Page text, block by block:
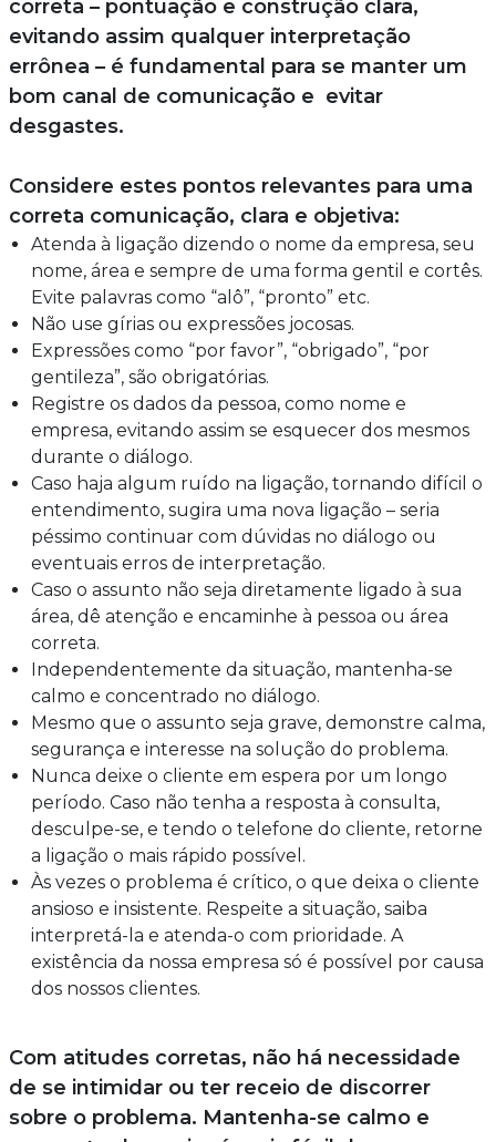
correta – pontuação e construção clara,
evitando assim qualquer interpretação
errônea – é fundamental para se manter um
bom canal de comunicação e evitar
desgastes.
Considere estes pontos relevantes para uma
correta comunicação, clara e objetiva:
Atenda à ligação dizendo o nome da empresa, seu
nome, área e sempre de uma forma gentil e cortês.
Evite palavras como “alô”, “pronto” etc.
Não use gírias ou expressões jocosas.
Expressões como “por favor”, “obrigado”, “por
gentileza”, são obrigatórias.
Registre os dados da pessoa, como nome e
empresa, evitando assim se esquecer dos mesmos
durante o diálogo.
Caso haja algum ruído na ligação, tornando difícil o
entendimento, sugira uma nova ligação – seria
péssimo continuar com dúvidas no diálogo ou
eventuais erros de interpretação.
Caso o assunto não seja diretamente ligado à sua
área, dê atenção e encaminhe à pessoa ou área
correta.
Independentemente da situação, mantenha-se
calmo e concentrado no diálogo.
Mesmo que o assunto seja grave, demonstre calma,
segurança e interesse na solução do problema.
Nunca deixe o cliente em espera por um longo
período. Caso não tenha a resposta à consulta,
desculpe-se, e tendo o telefone do cliente, retorne
a ligação o mais rápido possível.
Às vezes o problema é crítico, o que deixa o cliente
ansioso e insistente. Respeite a situação, saiba
interpretá-la e atenda-o com prioridade. A
existência da nossa empresa só é possível por causa
dos nossos clientes.
Com atitudes corretas, não há necessidade
de se intimidar ou ter receio de discorrer
sobre o problema. Mantenha-se calmo e